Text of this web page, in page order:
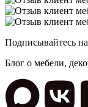
Подписывайтесь
Блог о мебели,